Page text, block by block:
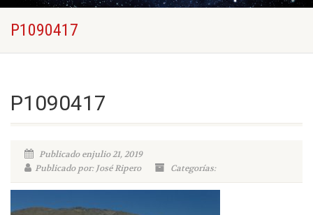
P1090417
P1090417
Publicado enjulio 21, 2019
Publicado por: José Ripero
Categorías: